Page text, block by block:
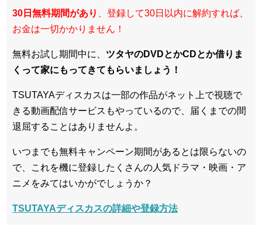
30日無料期間があり
、登録して30日以内に解約すれば、
お金は一切かかりません！
無料お試し期間中に、 ツタヤのDVDとかCDとか借りま
くって家にもってきてもらいましょう！
TSUTAYAディスカスは一部の作品がネット上で視聴で
きる動画配信サービスもやっているので、届くまでの間
退屈することはありませんよ。
いつまでも無料キャンペーン期間があるとは限らないの
で、これを機に登録したくさんの人気ドラマ・映画・ア
ニメをみてはいかがでしょうか？
TSUTAYAディスカスの詳細や登録方法